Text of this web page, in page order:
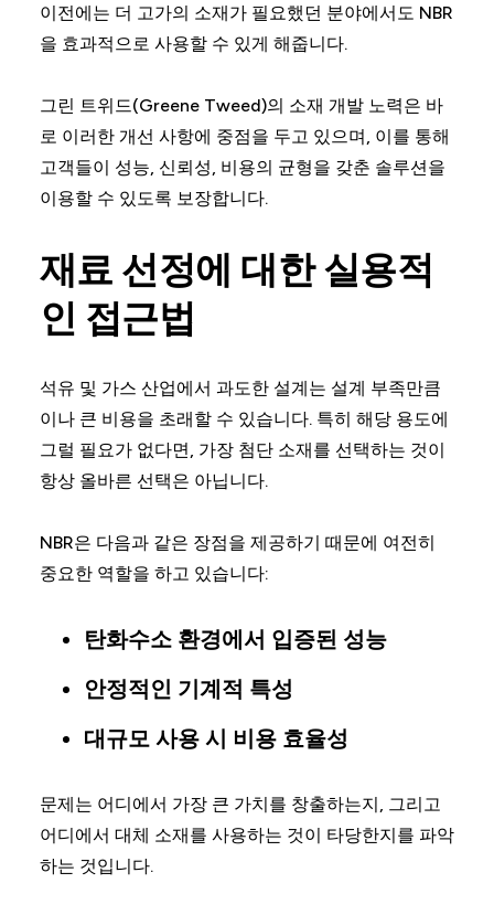
이전에는 더 고가의 소재가 필요했던 분야에서도 NBR
을 효과적으로 사용할 수 있게 해줍니다.
그린 트위드(Greene Tweed)의 소재 개발 노력은 바
로 이러한 개선 사항에 중점을 두고 있으며, 이를 통해
고객들이 성능, 신뢰성, 비용의 균형을 갖춘 솔루션을
이용할 수 있도록 보장합니다.
재료 선정에 대한 실용적
인 접근법
석유 및 가스 산업에서 과도한 설계는 설계 부족만큼
이나 큰 비용을 초래할 수 있습니다. 특히 해당 용도에
그럴 필요가 없다면, 가장 첨단 소재를 선택하는 것이
항상 올바른 선택은 아닙니다.
NBR은 다음과 같은 장점을 제공하기 때문에 여전히
중요한 역할을 하고 있습니다:
탄화수소 환경에서 입증된 성능
안정적인 기계적 특성
대규모 사용 시 비용 효율성
문제는 어디에서 가장 큰 가치를 창출하는지, 그리고
어디에서 대체 소재를 사용하는 것이 타당한지를 파악
하는 것입니다.